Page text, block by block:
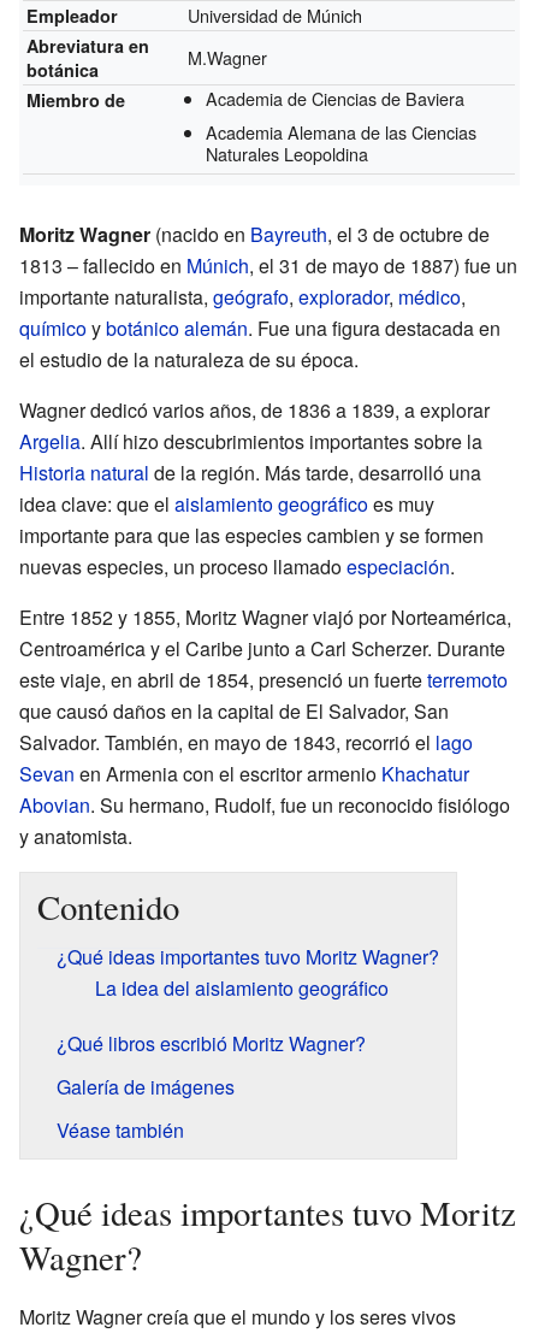
Empleador Universidad de Múnich
Abreviatura en
botánica
M.Wagner
Miembro de
Academia de Ciencias de Baviera
Academia Alemana de las Ciencias
Naturales Leopoldina
Moritz Wagner (nacido en Bayreuth, el 3 de octubre de
1813 – fallecido en Múnich, el 31 de mayo de 1887) fue un
importante naturalista, geógrafo, explorador, médico,
químicoybotánicoalemán. Fue una figura destacada en
el estudio de la naturaleza de su época.
Wagner dedicó varios años, de 1836 a 1839, a explorar
Argelia. Allí hizo descubrimientos importantes sobre la
Historia natural de la región. Más tarde, desarrolló una
idea clave: que el aislamiento geográficoes muy
importante para que las especies cambien y se formen
nuevas especies, un proceso llamadoespeciación.
Entre 1852 y 1855, Moritz Wagner viajó por Norteamérica,
Centroamérica y el Caribe junto a Carl Scherzer. Durante
este viaje, en abril de 1854, presenció un fuerteterremoto
que causó daños en la capital de El Salvador, San
Salvador. También, en mayo de 1843, recorrió el lago
Sevan en Armenia con el escritor armenio Khachatur
Abovian. Su hermano, Rudolf, fue un reconocido fisiólogo
y anatomista.
Contenido
¿Qué ideas importantes tuvo Moritz Wagner?
La idea del aislamiento geográfico
¿Qué libros escribió Moritz Wagner?
Galería de imágenes
Véase también
¿Qué ideas importantes tuvo Moritz
Wagner?
Moritz Wagner creía que el mundo y los seres vivos